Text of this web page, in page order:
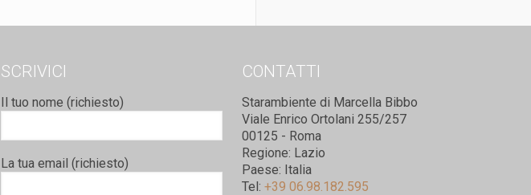
SCRIVICI
Il tuo nome (richiesto)
La tua email (richiesto)
CONTATTI
Starambiente di Marcella Bibbo
Viale Enrico Ortolani 255/257
00125 - Roma
Regione: Lazio
Paese: Italia
Tel: +39 06.98.182.595